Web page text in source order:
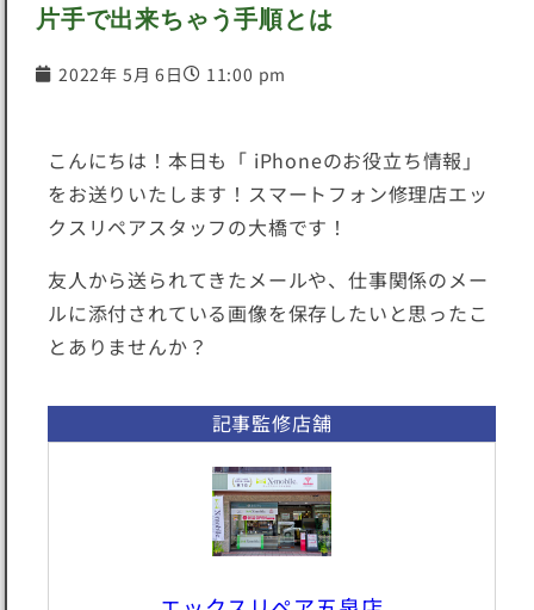
片手で出来ちゃう手順とは
2022年 5月 6日 11:00 pm
こんにちは！本日も「 iPhoneのお役立ち情報」
をお送りいたします！スマートフォン修理店エッ
クスリペアスタッフの大橋です！
友人から送られてきたメールや、仕事関係のメー
ルに添付されている画像を保存したいと思ったこ
とありませんか？
記事監修店舗